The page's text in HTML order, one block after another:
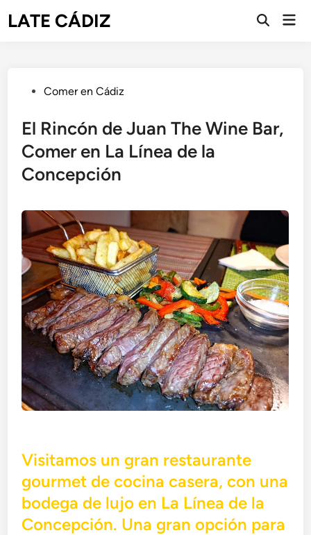
LATE CÁDIZ
Abrir
Publicado
Comer en Cádiz
El Rincón de Juan The Wine Bar,
Comer en La Línea de la
Concepción
Visitamos un gran restaurante
gourmet de cocina casera, con una
bodega de lujo en La Línea de la
Concepción. Una gran opción para